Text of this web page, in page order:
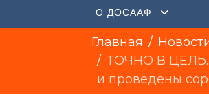
О ДОСААФ
Главная
ТОЧНО В ЦЕЛЬ...
и проведены